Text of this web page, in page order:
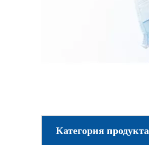
Категория продукта